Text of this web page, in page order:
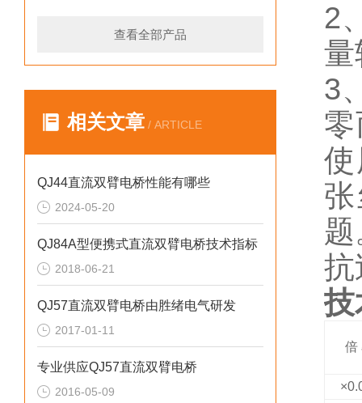
查看全部产品
相关文章 / ARTICLE
QJ44直流双臂电桥性能有哪些
2024-05-20
QJ84A型便携式直流双臂电桥技术指标
2018-06-21
QJ57直流双臂电桥由胜绪电气研发
2017-01-11
专业供应QJ57直流双臂电桥
2016-05-09
2
量
3
抗
技
倍